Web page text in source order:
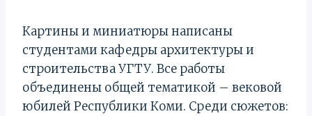
Картины и миниатюры написаны
студентами кафедры архитектуры и
строительства УГТУ. Все работы
объединены общей тематикой – вековой
юбилей Республики Коми. Среди сюжетов: